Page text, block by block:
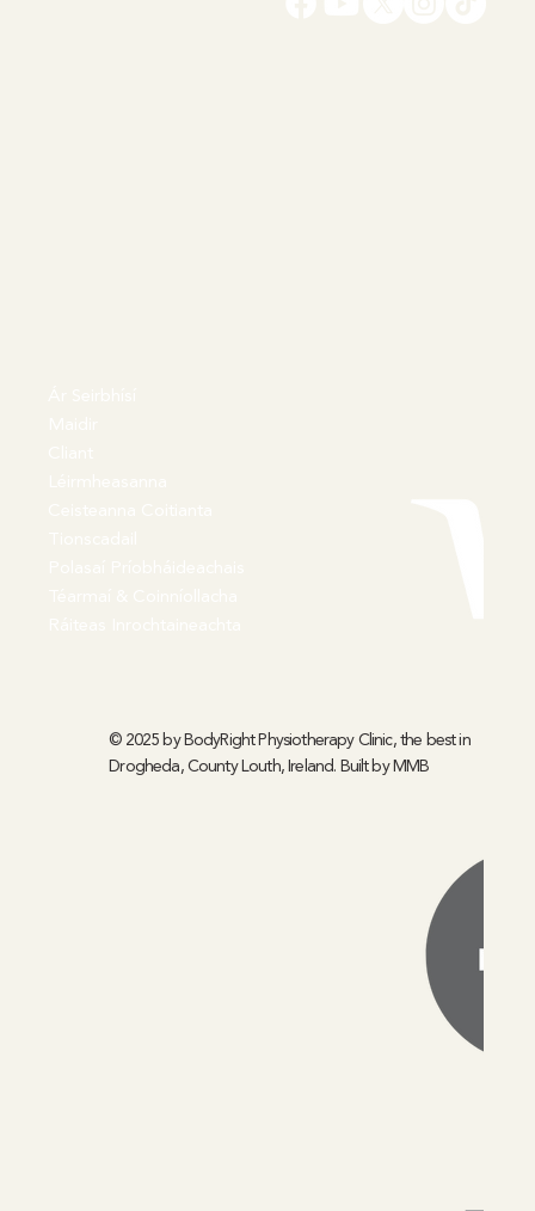
© 2025 by BodyRight Physiotherapy Clinic, the best in
Drogheda, County Louth, Ireland. Built byMMB